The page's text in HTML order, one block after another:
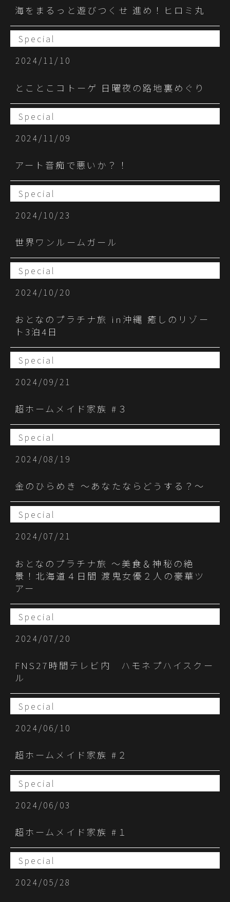
海をまるっと遊びつくせ 進め！ヒロミ丸
Special
2024/11/10
とことこコトーゲ 日曜夜の路地裏めぐり
Special
2024/11/09
アート音痴で悪いか？！
Special
2024/10/23
世界ワンルームガール
Special
2024/10/20
おとなのプラチナ旅 in沖縄 癒しのリゾー
ト3泊4日
Special
2024/09/21
超ホームメイド家族 #３
Special
2024/08/19
金のひらめき 〜あなたならどうする？〜
Special
2024/07/21
おとなのプラチナ旅 ～美食＆神秘の絶
景！北海道４日間 渡鬼女優２人の豪華ツ
アー
Special
2024/07/20
FNS27時間テレビ内 ハモネプハイスクー
ル
Special
2024/06/10
超ホームメイド家族 #２
Special
2024/06/03
超ホームメイド家族 #１
Special
2024/05/28